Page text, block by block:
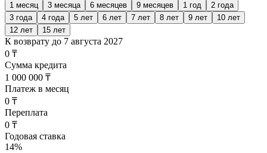
1 месяц 3 месяца 6 месяцев 9 месяцев 1 год
2 года
3 года
4 года 5 лет 6 лет 7 лет 8 лет 9 лет
10 лет
12 лет
15 лет
К возврату до 7 августа 2027
0 ₸
Сумма кредита
1 000 000 ₸
Платеж в месяц
0 ₸
Переплата
0 ₸
Годовая ставка
14%